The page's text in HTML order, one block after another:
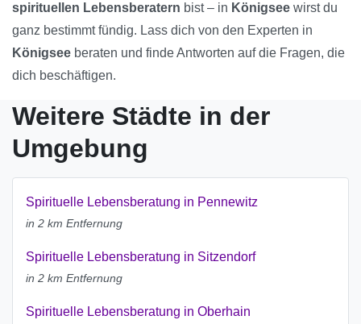
spirituellen Lebensberatern bist – in Königsee wirst du
ganz bestimmt fündig. Lass dich von den Experten in
Königsee beraten und finde Antworten auf die Fragen, die
dich beschäftigen.
Weitere Städte in der
Umgebung
Spirituelle Lebensberatung in Pennewitz
in 2 km Entfernung
Spirituelle Lebensberatung in Sitzendorf
in 2 km Entfernung
Spirituelle Lebensberatung in Oberhain